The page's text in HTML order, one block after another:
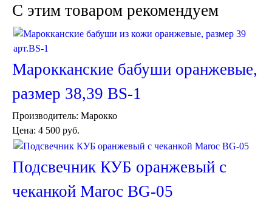
Пепельницы
Подушки
Салфетницы
Свечи и подсвечники
Сундуки
Шкатулки
Хлопковые
Шерстяные
Тажины
Чайники и кофейники
Наборы чайные и кофейные
Подносы
Сахарницы, конфетницы,
фруктовницы
C этим товаром рекомендуем
Марокканские бабуши оранжевые,
размер 38,39 ВS-1
Производитель: Марокко
Цена: 4 500 руб.
Подсвечник КУБ оранжевый с
чеканкой Maroc BG-05